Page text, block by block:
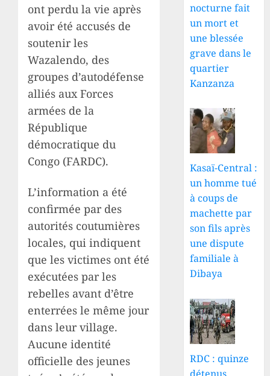
ont perdu la vie après
avoir été accusés de
soutenir les
Wazalendo, des
groupes d’autodéfense
alliés aux Forces
armées de la
République
démocratique du
Congo (FARDC).
L’information a été
confirmée par des
autorités coutumières
locales, qui indiquent
que les victimes ont été
exécutées par les
rebelles avant d’être
enterrées le même jour
dans leur village.
Aucune identité
officielle des jeunes
nocturne fait
un mort et
une blessée
grave dans le
quartier
Kanzanza
Kasaï-Central :
un homme tué
à coups de
machette par
son fils après
une dispute
familiale à
Dibaya
RDC : quinze